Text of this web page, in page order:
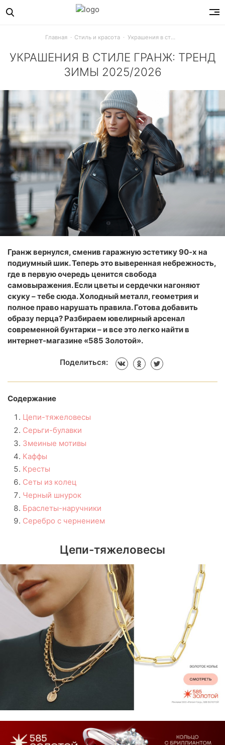
Главная Стиль и красота Украшения в стиле гранж: тренд зимы 2025/2026
УКРАШЕНИЯ В СТИЛЕ ГРАНЖ: ТРЕНД
ЗИМЫ 2025/2026
Бунтарский шик снова в моде. Цепи, булавки, змеи и
Гранж вернулся, сменив гаражную эстетику 90-х на
подиумный шик. Теперь это выверенная небрежность,
где в первую очередь ценится свобода
самовыражения. Если цветы и сердечки нагоняют
скуку – тебе сюда. Холодный металл, геометрия и
полное право нарушать правила. Готова добавить
образу перца? Разбираем ювелирный арсенал
современной бунтарки – и все это легко найти в
интернет-магазине «585 Золотой».
Поделиться:
Содержание
Цепи-тяжеловесы
Серьги-булавки
Змеиные мотивы
Каффы
Кресты
Сеты из колец
Черный шнурок
Браслеты-наручники
Серебро с чернением
Цепи-тяжеловесы